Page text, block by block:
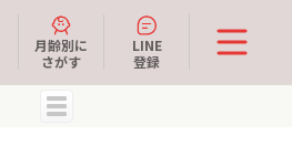
月齢別に
さがす
LINE
登録